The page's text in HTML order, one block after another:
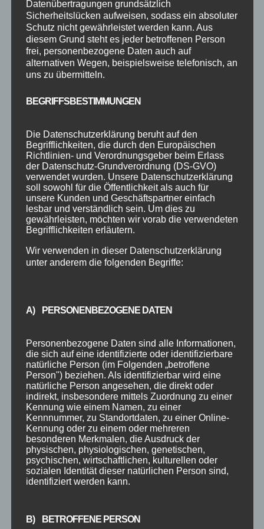
ONLINE CLASSES
Fitnesskurse,Info,Jugendkurse
UPDATE : 26.01.2022 – Hybridkurse Hallo liebe
Kunden & Freunde der Tanzschule, fast alle
Live-Kurse der Tanzschule werden als
sogenannte Hybridkurse auch online über die
App ZOOM übertragen. Für die verschiedenen
Angebote haben wir jeweils zugewiesene...
DANCE2GETHER
vonSteffen Braun|Mai 4, 2021|Event
Fitnesskurse,Jugendkurse,Kinderkurse,Online
Tanzkurse
Alles neu, macht der Mai Wir freuen uns sehr,
Euch heute ein grossartiges neues Projekt
diesem Arbeitstitel haben sich drei
Datenübertragungen grundsätzlich
Sicherheitslücken aufweisen, sodass ein absoluter
Schutz nicht gewährleistet werden kann. Aus
diesem Grund steht es jeder betroffenen Person
frei, personenbezogene Daten auch auf
alternativen Wegen, beispielsweise telefonisch, an
uns zu übermitteln.
BEGRIFFSBESTIMMUNGEN
Die Datenschutzerklärung beruht auf den
Begrifflichkeiten, die durch den Europäischen
Richtlinien- und Verordnungsgeber beim Erlass
der Datenschutz-Grundverordnung (DS-GVO)
verwendet wurden. Unsere Datenschutzerklärung
soll sowohl für die Öffentlichkeit als auch für
unsere Kunden und Geschäftspartner einfach
lesbar und verständlich sein. Um dies zu
gewährleisten, möchten wir vorab die verwendeten
Begrifflichkeiten erläutern.
Wir verwenden in dieser Datenschutzerklärung
unter anderem die folgenden Begriffe:
A) PERSONENBEZOGENE DATEN
Personenbezogene Daten sind alle Informationen,
die sich auf eine identifizierte oder identifizierbare
natürliche Person (im Folgenden „betroffene
Person") beziehen. Als identifizierbar wird eine
natürliche Person angesehen, die direkt oder
indirekt, insbesondere mittels Zuordnung zu einer
Kennung wie einem Namen, zu einer
Kennnummer, zu Standortdaten, zu einer Online-
Kennung oder zu einem oder mehreren
besonderen Merkmalen, die Ausdruck der
physischen, physiologischen, genetischen,
psychischen, wirtschaftlichen, kulturellen oder
sozialen Identität dieser natürlichen Person sind,
identifiziert werden kann.
B) BETROFFENE PERSON